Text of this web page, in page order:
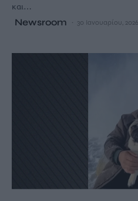
και…
Newsroom 30 Ιανουαρίου, 2026